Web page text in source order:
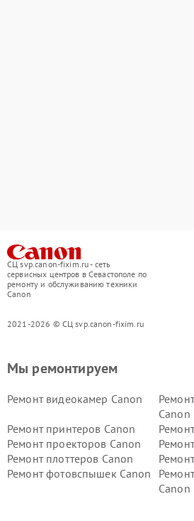
СЦ svp.canon-fixim.ru - сеть
сервисных центров в Севастополе по
ремонту и обслуживанию техники
Canon
2021-2026 © СЦ svp.canon-fixim.ru
Мы ремонтируем
Ремонт видеокамер Canon
Canon
Ремонт принтеров Canon
Ремонт проекторов Canon
Ремонт плоттеров Canon
Ремонт фотовспышек Canon
Canon